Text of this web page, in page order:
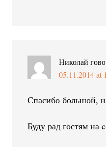
Николай
05.11.2014 at
Спасибо большой,
Буду рад гостям на